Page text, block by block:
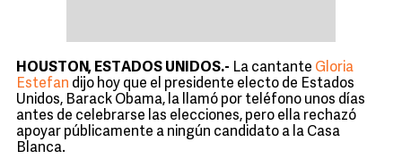
HOUSTON, ESTADOS UNIDOS.- La cantante Gloria
Estefan dijo hoy que el presidente electo de Estados
Unidos, Barack Obama, la llamó por teléfono unos días
antes de celebrarse las elecciones, pero ella rechazó
apoyar públicamente a ningún candidato a la Casa
Blanca.